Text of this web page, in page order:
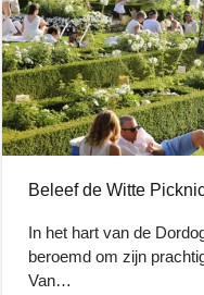
Beleef de Witte
In het hart van de
beroemd om zijn
Van…